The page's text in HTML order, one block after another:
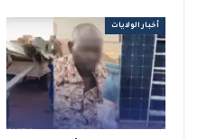
أخبار الولايات